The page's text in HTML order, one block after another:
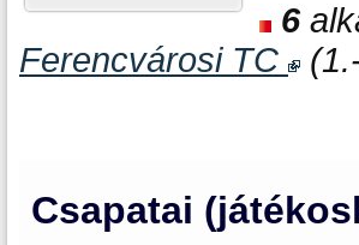
6
Ferencvárosi TC
Csapatai